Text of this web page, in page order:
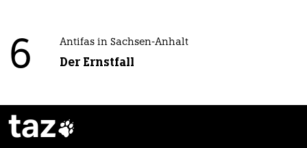
6 Antifas in Sachsen-Anhalt
Der Ernstfall
taz